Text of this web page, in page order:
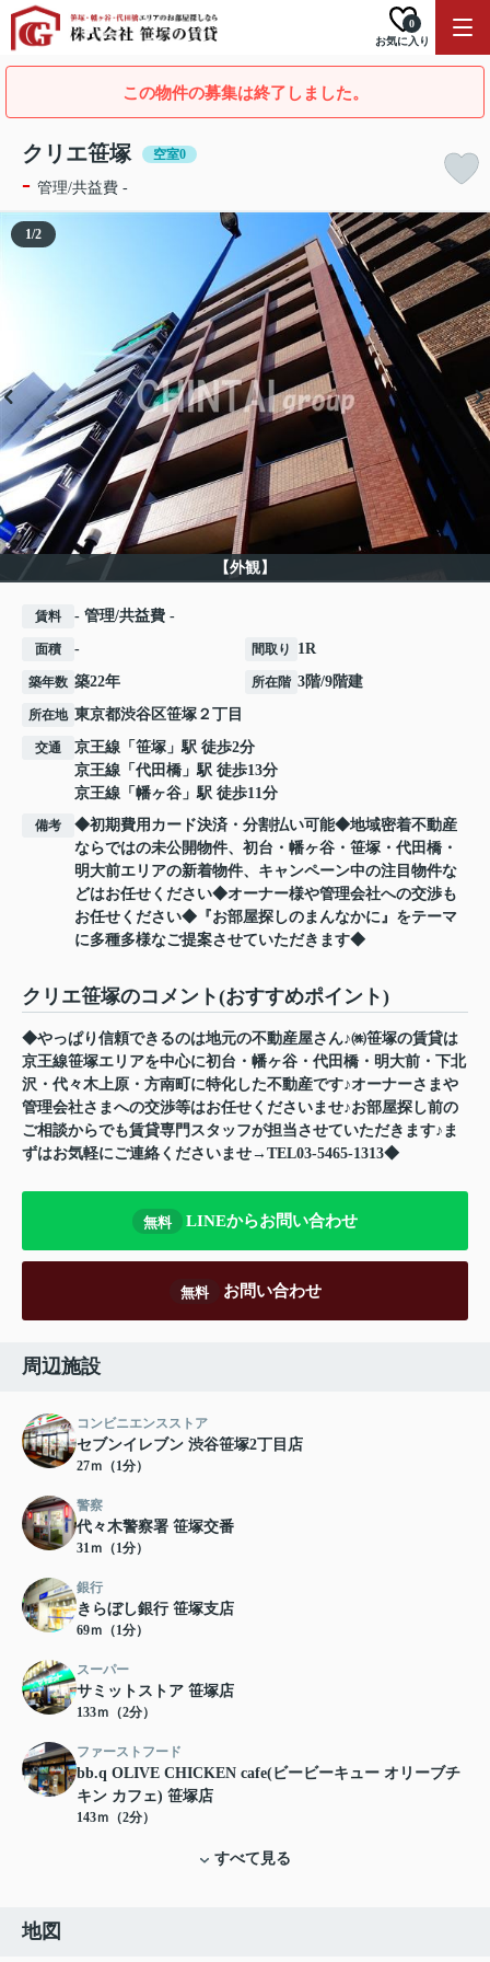
お気に入り
0
この物件の募集は終了しました。
クリエ笹塚 空室0
- 管理/共益費 -
【外観】
1/2
賃料 - 管理/共益費 -
面積 - 間取り 1R
築年数 築22年 所在階 3階/9階建
所在地 東京都渋谷区笹塚 ２丁目
交通 京王線 「 笹塚 」駅 徒歩2分
京王線 「 代田橋 」駅 徒歩13分
京王線 「 幡ヶ谷 」駅 徒歩11分
備考
◆初期費用カード決済・分割払い可能◆地域密着不動産
ならではの未公開物件、初台・幡ヶ谷・笹塚・代田橋・
明大前エリアの新着物件、キャンペーン中の注目物件な
どはお任せください◆オーナー様や管理会社への交渉も
お任せください◆『お部屋探しのまんなかに』をテーマ
に多種多様なご提案させていただきます◆
クリエ笹塚のコメント(おすすめポイント)
◆やっぱり信頼できるのは地元の不動産屋さん♪㈱笹塚の賃貸は
京王線笹塚エリアを中心に初台・幡ヶ谷・代田橋・明大前・下北
沢・代々木上原・方南町に特化した不動産です♪オーナーさまや
管理会社さまへの交渉等はお任せくださいませ♪お部屋探し前の
ご相談からでも賃貸専門スタッフが担当させていただきます♪ま
ずはお気軽にご連絡くださいませ→TEL03-5465-1313◆
無料 LINEからお問い合わせ
無料 お問い合わせ
周辺施設
コンビニエンスストア
セブンイレブン 渋谷笹塚2丁目店
27ｍ（1分）
警察
代々木警察署 笹塚交番
31ｍ（1分）
銀行
きらぼし銀行 笹塚支店
69ｍ（1分）
スーパー
サミットストア 笹塚店
133ｍ（2分）
ファーストフード
bb.q OLIVE CHICKEN cafe(ビービーキュー オリーブチ
キン カフェ) 笹塚店
143ｍ（2分）
すべて見る
地図